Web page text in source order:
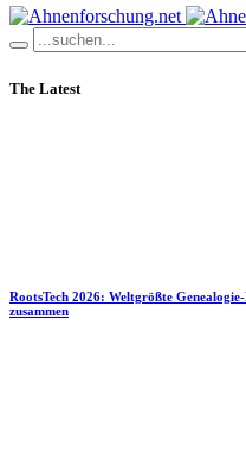
The Latest
RootsTech 2026: Weltgrößte
zusammen